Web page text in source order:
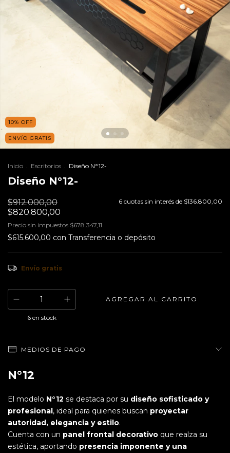
10% OFF
ENVÍO GRATIS
Inicio . Escritorios . Diseño N°12-
Diseño N°12-
$912.000,00
$820.800,00
6 cuotas sin interés de $136.800,00
Precio sin impuestos $678.347,11
$615.600,00 con Transferencia o depósito
Envío gratis
6en stock
MEDIOS DE PAGO
N°12
El modelo N°12 se destaca por su diseño sofisticado y
profesional , ideal para quienes buscan proyectar
autoridad, elegancia y estilo.
Cuenta con un panel frontal decorativo que realza su
estética, aportando presencia imponente y una